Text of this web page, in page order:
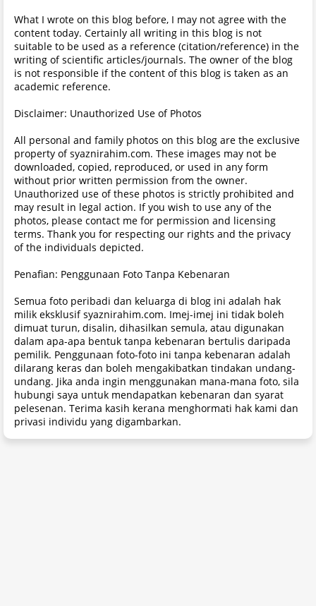
What I wrote on this blog before, I may not agree with the
content today. Certainly all writing in this blog is not
suitable to be used as a reference (citation/reference) in the
writing of scientific articles/journals. The owner of the blog
is not responsible if the content of this blog is taken as an
academic reference.
Disclaimer: Unauthorized Use of Photos
All personal and family photos on this blog are the exclusive
property of syaznirahim.com. These images may not be
downloaded, copied, reproduced, or used in any form
without prior written permission from the owner.
Unauthorized use of these photos is strictly prohibited and
may result in legal action. If you wish to use any of the
photos, please contact me for permission and licensing
terms. Thank you for respecting our rights and the privacy
of the individuals depicted.
Penafian: Penggunaan Foto Tanpa Kebenaran
Semua foto peribadi dan keluarga di blog ini adalah hak
milik eksklusif syaznirahim.com. Imej-imej ini tidak boleh
dimuat turun, disalin, dihasilkan semula, atau digunakan
dalam apa-apa bentuk tanpa kebenaran bertulis daripada
pemilik. Penggunaan foto-foto ini tanpa kebenaran adalah
dilarang keras dan boleh mengakibatkan tindakan undang-
undang. Jika anda ingin menggunakan mana-mana foto, sila
hubungi saya untuk mendapatkan kebenaran dan syarat
pelesenan. Terima kasih kerana menghormati hak kami dan
privasi individu yang digambarkan.